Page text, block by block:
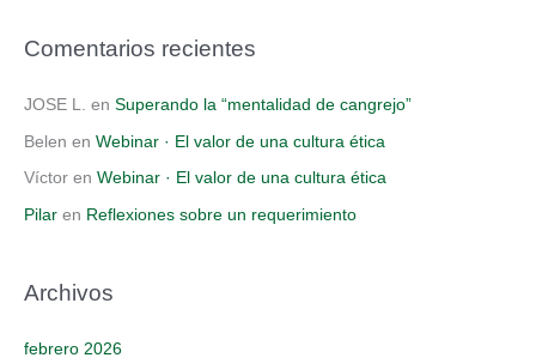
Comentarios recientes
JOSE L. en Superando la “mentalidad de cangrejo”
Belen en Webinar · El valor de una cultura ética
Víctor en Webinar · El valor de una cultura ética
Pilar en Reflexiones sobre un requerimiento
Archivos
febrero 2026